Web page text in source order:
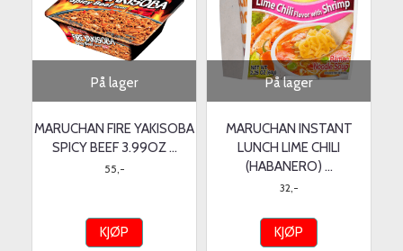
På lager
MARUCHAN FIRE YAKISOBA
SPICY BEEF 3.99OZ ...
55,-
KJØP
På lager
MARUCHAN INSTANT
LUNCH LIME CHILI
(HABANERO) ...
32,-
KJØP